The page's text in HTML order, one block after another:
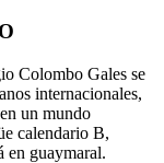
Colombo Gales se
internacionales,
un mundo
calendario B,
en guaymaral.